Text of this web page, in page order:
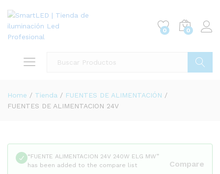
0 0
Home / Tienda / FUENTES DE ALIMENTACIÓN /
FUENTES DE ALIMENTACION 24V
Compare
“FUENTE ALIMENTACION 24V 240W ELG MW”
has been added to the compare list